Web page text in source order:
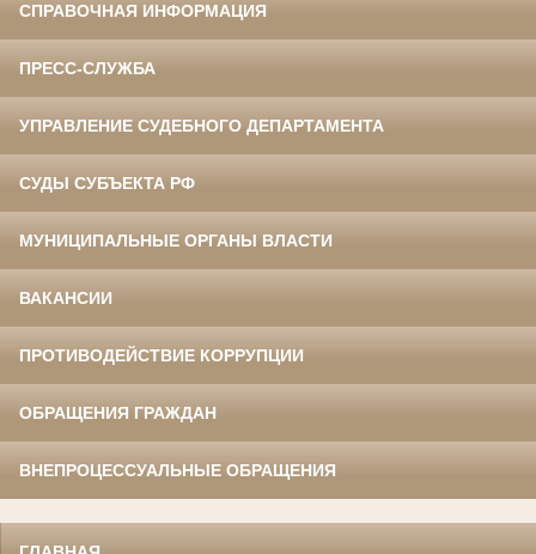
СПРАВОЧНАЯ ИНФОРМАЦИЯ
ПРЕСС-СЛУЖБА
УПРАВЛЕНИЕ СУДЕБНОГО ДЕПАРТАМЕНТА
СУДЫ СУБЪЕКТА РФ
МУНИЦИПАЛЬНЫЕ ОРГАНЫ ВЛАСТИ
ВАКАНСИИ
ПРОТИВОДЕЙСТВИЕ КОРРУПЦИИ
ОБРАЩЕНИЯ ГРАЖДАН
ВНЕПРОЦЕССУАЛЬНЫЕ ОБРАЩЕНИЯ